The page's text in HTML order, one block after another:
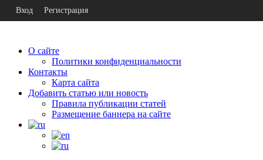
О сайте
Политики конфиденциальности
Контакты
Карта сайта
Добавить статью или новость
Правила публикации статей
Размещение баннера на сайте
Вход Регистрация